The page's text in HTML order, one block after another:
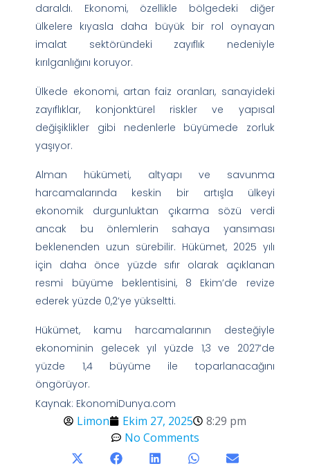
daraldı. Ekonomi, özellikle bölgedeki diğer
ülkelere kıyasla daha büyük bir rol oynayan
imalat sektöründeki zayıflık nedeniyle
kırılganlığını koruyor.
Ülkede ekonomi, artan faiz oranları, sanayideki
zayıflıklar, konjonktürel riskler ve yapısal
değişiklikler gibi nedenlerle büyümede zorluk
yaşıyor.
Alman hükümeti, altyapı ve savunma
harcamalarında keskin bir artışla ülkeyi
ekonomik durgunluktan çıkarma sözü verdi
ancak bu önlemlerin sahaya yansıması
beklenenden uzun sürebilir. Hükümet, 2025 yılı
için daha önce yüzde sıfır olarak açıklanan
resmi büyüme beklentisini, 8 Ekim’de revize
ederek yüzde 0,2’ye yükseltti.
Hükümet, kamu harcamalarının desteğiyle
ekonominin gelecek yıl yüzde 1,3 ve 2027’de
yüzde 1,4 büyüme ile toparlanacağını
öngörüyor.
Kaynak: EkonomiDunya.com
Limon Ekim 27, 2025
8:29 pm
No Comments